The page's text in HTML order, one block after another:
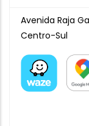
Avenida Raja
Centro-Sul